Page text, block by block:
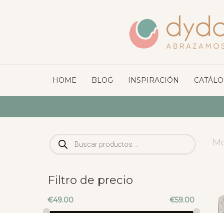
HOME BLOG INSPIRACIÓN
productos
Filtro de precio
€49.00 €59.00